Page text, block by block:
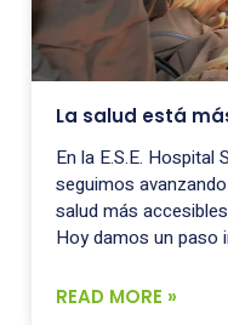
La salud está
En la E.S.E. Hospital
seguimos
salud más
Hoy damos un paso
READ MORE »